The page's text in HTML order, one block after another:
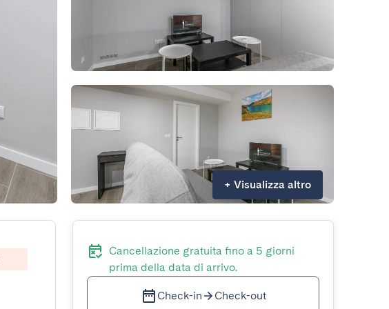
+ Visualizza altro
Cancellazione gratuita fino a 5 giorni
prima della data di arrivo.
Check-in Check-out